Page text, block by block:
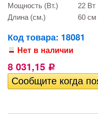
Мощность (Вт.)
22 Вт
Длина (см.)
60 см
Код товара: 18081
Нет в наличии
8 031,15 Р